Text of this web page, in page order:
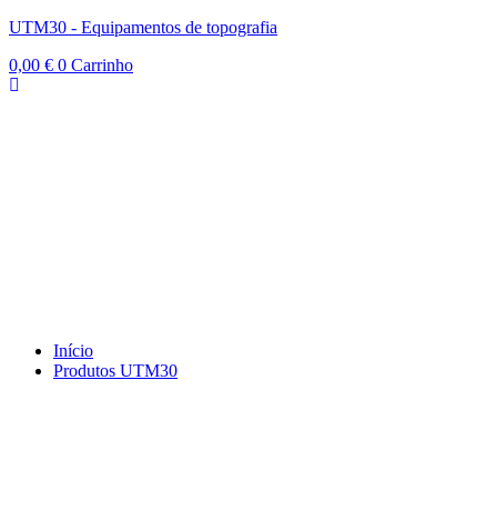
UTM30 - Equipamentos de topografia
0,00 € 0 Carrinho
Início
Produtos UTM30